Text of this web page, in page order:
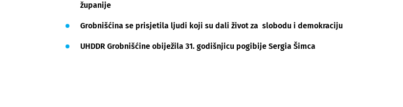
županije
Grobnišćina se prisjetila ljudi koji su dali život za slobodu i demokraciju
UHDDR Grobnišćine obiježila 31. godišnjicu pogibije Sergia Šimca